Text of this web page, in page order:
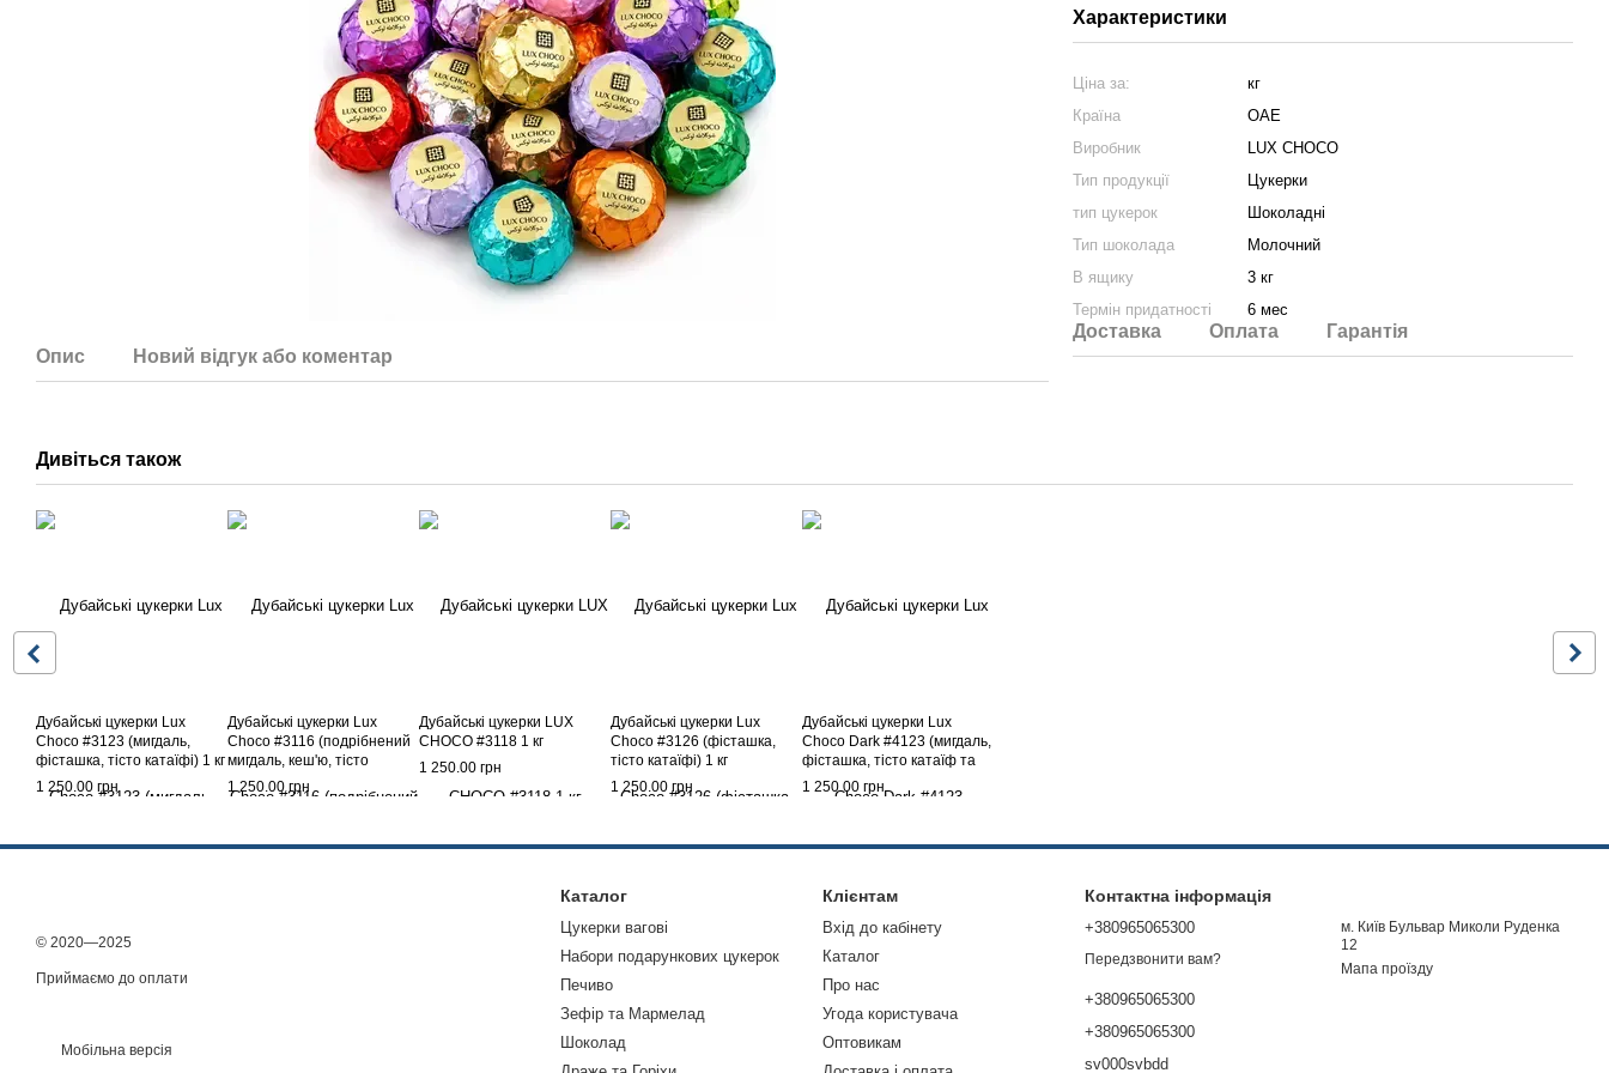
Опис Новий відгук або коментар
Характеристики
Ціна за:
кг
Країна
ОАЕ
Виробник
LUX CHOCO
Тип продукції
Цукерки
тип цукерок
Шоколадні
Тип шоколада
Молочний
В ящику
3 кг
Термін придатності
6 мес
Доставка Оплата Гарантія
Дивіться також
Дубайські цукерки Lux
Choco #3123 (мигдаль,
фісташка, тісто катаїфі) 1 кг
1 250.00 грн
Дубайські цукерки Lux
Choco #3116 (подрібнений
мигдаль, кеш'ю, тісто
катаїфі та фісташка)
1 250.00 грн
Дубайські цукерки LUX
CHOCO #3118 1 кг
1 250.00 грн
Дубайські цукерки Lux
Choco #3126 (фісташка,
тісто катаїфі) 1 кг
1 250.00 грн
Дубайські цукерки Lux
Choco Dark #4123 (мигдаль,
фісташка, тісто катаїф та
подрібнені лісові горіхи)
1 250.00 грн
© 2020—2025
Приймаємо до оплати
Мобільна версія
Каталог
Цукерки вагові
Набори подарункових цукерок
Печиво
Зефір та Мармелад
Шоколад
Клієнтам
Вхід до кабінету
Каталог
Про нас
Угода користувача
Оптовикам
Контактна інформація
+380965065300
Передзвонити вам?
+380965065300
+380965065300
sv000svbdd
м. Київ Бульвар Миколи Руденка
12
Мапа проїзду